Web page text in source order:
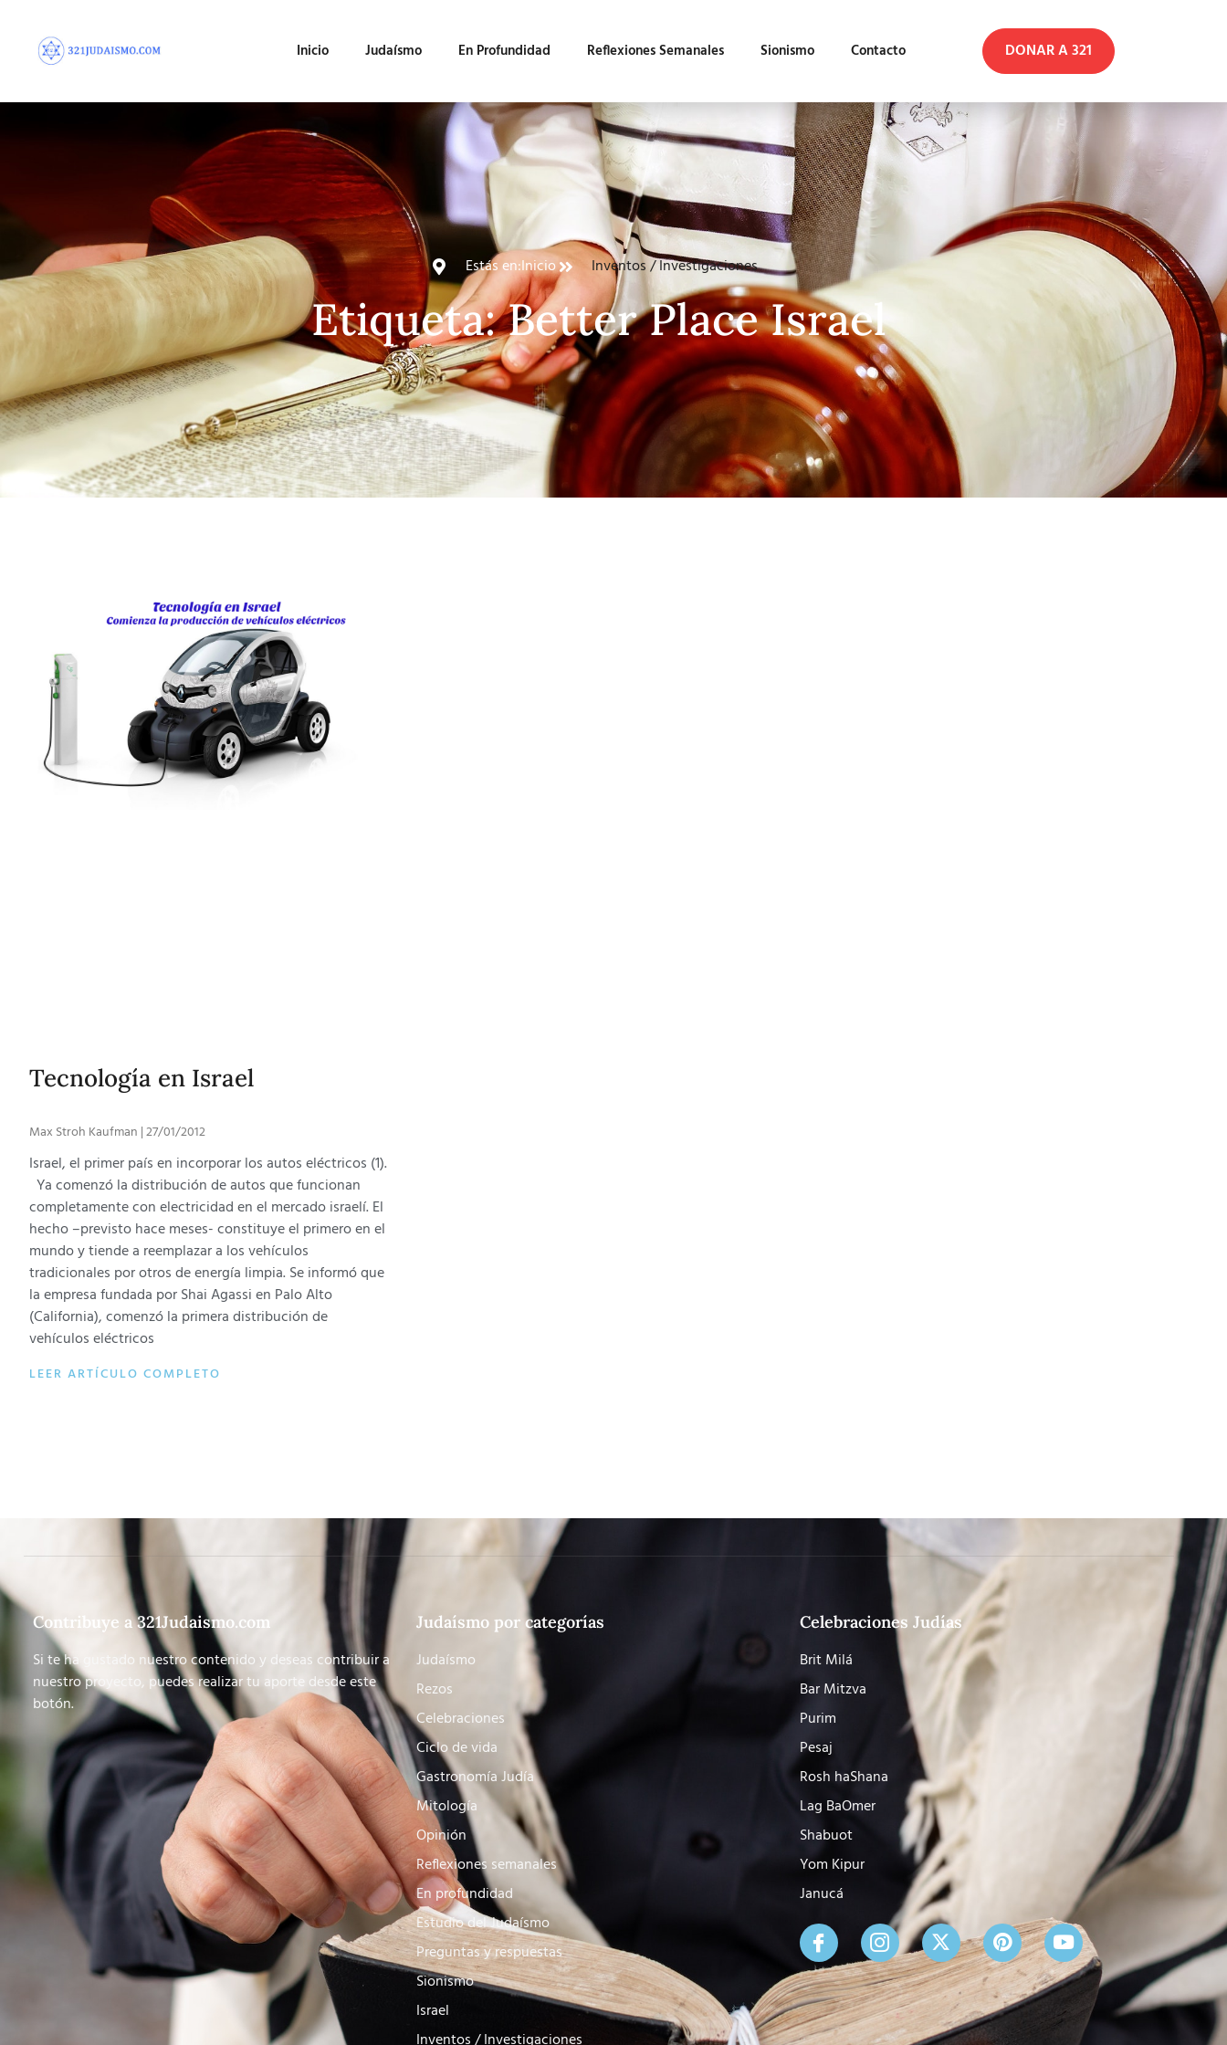
Inicio Judaísmo En Profundidad Reflexiones Semanales Sionismo Contacto DONAR A 321
Estás en:Inicio Inventos / Investigaciones
Etiqueta: Better Place Israel
Tecnología en Israel
Max Stroh Kaufman 27/01/2012
Israel, el primer país en incorporar los autos eléctricos (1).
Ya comenzó la distribución de autos que funcionan
completamente con electricidad en el mercado israelí. El
hecho –previsto hace meses- constituye el primero en el
mundo y tiende a reemplazar a los vehículos
tradicionales por otros de energía limpia. Se informó que
la empresa fundada por Shai Agassi en Palo Alto
(California), comenzó la primera distribución de
vehículos eléctricos
LEER ARTÍCULO COMPLETO
Contribuye a 321Judaismo.com
Si te ha gustado nuestro contenido y deseas contribuir a
nuestro proyecto, puedes realizar tu aporte desde este
botón.
Judaísmo por categorías
Judaísmo
Rezos
Celebraciones
Ciclo de vida
Gastronomía Judía
Mitología
Opinión
Reflexiones semanales
En profundidad
Estudio del Judaísmo
Preguntas y respuestas
Sionismo
Israel
Inventos / Investigaciones
Celebraciones Judías
Brit Milá
Bar Mitzva
Purim
Pesaj
Rosh haShana
Lag BaOmer
Shabuot
Yom Kipur
Janucá